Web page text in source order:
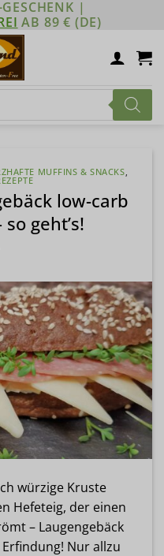
|
AB 89 € (DE)
MUFFINS & SNACKS,
low-carb
geht’s!
würzige Kruste
Hefeteig, der einen
– Laugengebäck
Nur allzu